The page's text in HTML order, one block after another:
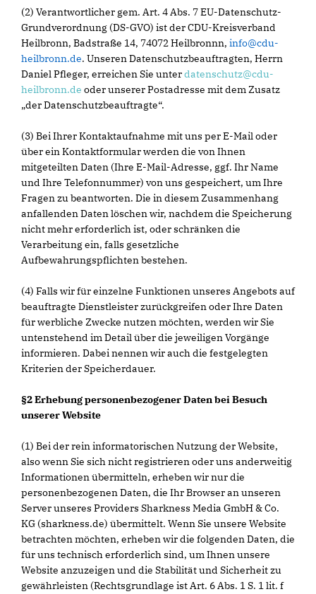
(2) Verantwortlicher gem. Art. 4 Abs. 7 EU-Datenschutz-
Grundverordnung (DS-GVO) ist der CDU-Kreisverband
Heilbronn, Badstraße 14, 74072 Heilbronnn, info@cdu-
heilbronn.de. Unseren Datenschutzbeauftragten, Herrn
Daniel Pfleger, erreichen Sie unterdatenschutz@cdu-
heilbronn.de oder unserer Postadresse mit dem Zusatz
der Datenschutzbeauftragte“.
(3) Bei Ihrer Kontaktaufnahme mit uns per E-Mail oder
über ein Kontaktformular werden die von Ihnen
mitgeteilten Daten (Ihre E-Mail-Adresse, ggf. Ihr Name
und Ihre Telefonnummer) von uns gespeichert, um Ihre
Fragen zu beantworten. Die in diesem Zusammenhang
anfallenden Daten löschen wir, nachdem die Speicherung
nicht mehr erforderlich ist, oder schränken die
Verarbeitung ein, falls gesetzliche
Aufbewahrungspflichten bestehen.
(4) Falls wir für einzelne Funktionen unseres Angebots auf
beauftragte Dienstleister zurückgreifen oder Ihre Daten
für werbliche Zwecke nutzen möchten, werden wir Sie
untenstehend im Detail über die jeweiligen Vorgänge
informieren. Dabei nennen wir auch die festgelegten
Kriterien der Speicherdauer.
§2 Erhebung personenbezogener Daten bei Besuch
unserer Website
(1) Bei der rein informatorischen Nutzung der Website,
also wenn Sie sich nicht registrieren oder uns anderweitig
Informationen übermitteln, erheben wir nur die
personenbezogenen Daten, die Ihr Browser an unseren
Server unseres Providers Sharkness Media GmbH & Co.
KG (sharkness.de) übermittelt. Wenn Sie unsere Website
betrachten möchten, erheben wir die folgenden Daten, die
für uns technisch erforderlich sind, um Ihnen unsere
Website anzuzeigen und die Stabilität und Sicherheit zu
gewährleisten (Rechtsgrundlage ist Art. 6 Abs. 1 S. 1 lit. f